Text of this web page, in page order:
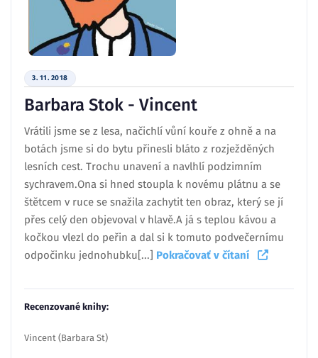
3. 11. 2018
Barbara Stok - Vincent
Vrátili jsme se z lesa, načichlí vůní kouře z ohně a na
botách jsme si do bytu přinesli bláto z rozježděných
lesních cest. Trochu unavení a navlhlí podzimním
sychravem.Ona si hned stoupla k novému plátnu a se
štětcem v ruce se snažila zachytit ten obraz, který se jí
přes celý den objevoval v hlavě.A já s teplou kávou a
kočkou vlezl do peřin a dal si k tomuto podvečernímu
odpočinku jednohubku[...] Pokračovať v čítaní
Recenzované knihy:
Vincent (Barbara St)